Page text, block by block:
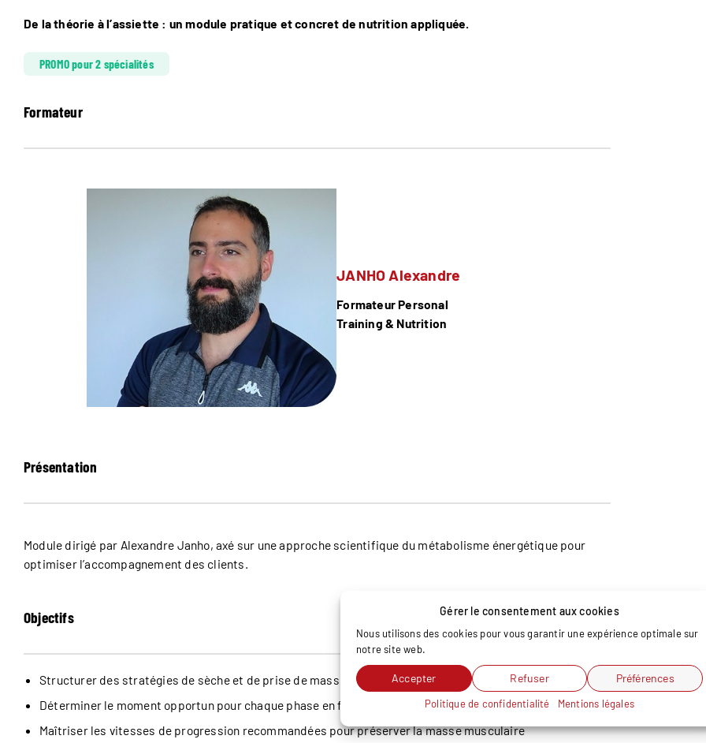
De la théorie à l’assiette : un module pratique et concret de nutrition appliquée.
PROMO pour 2 spécialités
Formateur
JANHO Alexandre
Formateur Personal
Training & Nutrition
Présentation
Module dirigé par Alexandre Janho, axé sur une approche scientifique du métabolisme énergétique pour
optimiser l’accompagnement des clients.
Objectifs
Structurer des stratégies de sèche et de prise de masse basées sur des indicateurs précis
Déterminer le moment opportun pour chaque phase en fonction du pourcentage de masse grasse
Maîtriser les vitesses de progression recommandées pour préserver la masse musculaire
Gérer le consentement aux cookies
Nous utilisons des cookies pour vous garantir une expérience optimale sur
notre site web.
Accepter Refuser Préférences
Politique de confidentialité Mentions légales